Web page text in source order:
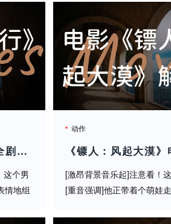
围客机时，恐怖分子头目竟然笑了
严谨和灾难片的刺激完美融合。每
今天要审判资本家！"[轻松调侃]
场关于司法正义的思辨。当程序正
《特立独行》电影解说稿：全剧情讲解+隐藏细节（影视解说文案）
这个男
情地组
团彻底
动作
[激昂背景音乐起]注意看！
[重音强调]他正带着个萌娃
速加快][镜头快速切换]刀马